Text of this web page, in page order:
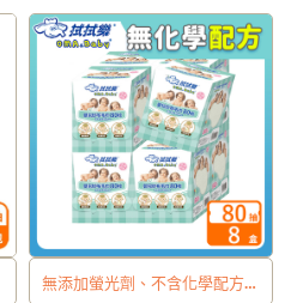
無添加螢光劑、不含化學配方、